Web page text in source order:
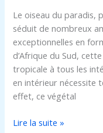
Le oiseau du paradis,
séduit de nombreux
exceptionnelles en
d’Afrique du Sud,
tropicale à tous les
en intérieur nécessite
effet, ce végétal
Lire la suite »